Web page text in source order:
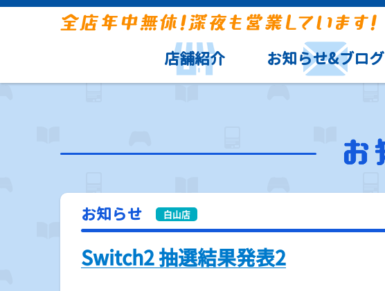
店舗紹介 お知らせ&ブログ
お知らせ
Switch2 抽選結果発表2